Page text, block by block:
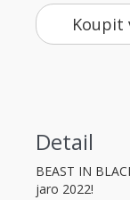
Koupit
Detail
BEAST IN
jaro 2022!